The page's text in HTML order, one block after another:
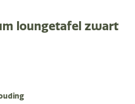
loungetafel zwart